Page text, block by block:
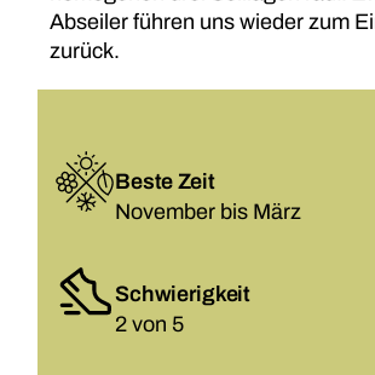
Abseiler führen uns wieder zum
zurück.
Beste Zeit
November bis März
Schwierigkeit
2 von 5